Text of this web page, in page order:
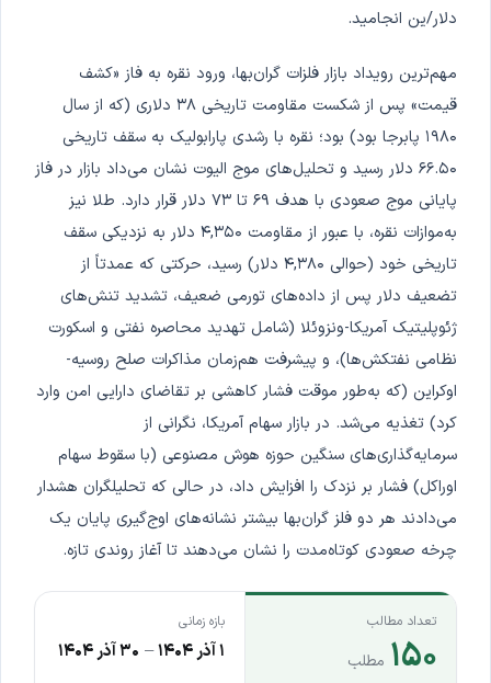
دلار/ین انجامید.
مهم‌ترین رویداد بازار فلزات گران‌بها، ورود نقره به فاز «کشف
قیمت» پس از شکست مقاومت تاریخی ۳۸ دلاری (که از سال
۱۹۸۰ پابرجا بود) بود؛ نقره با رشدی پارابولیک به سقف تاریخی
۶۶.۵۰ دلار رسید و تحلیل‌های موج الیوت نشان می‌داد بازار در فاز
پایانی موج صعودی با هدف ۶۹ تا ۷۳ دلار قرار دارد. طلا نیز
به‌موازات نقره، با عبور از مقاومت ۴,۳۵۰ دلار به نزدیکی سقف
تاریخی خود (حوالی ۴,۳۸۰ دلار) رسید، حرکتی که عمدتاً از
تضعیف دلار پس از داده‌های تورمی ضعیف، تشدید تنش‌های
ژئوپلیتیک آمریکا-ونزوئلا (شامل تهدید محاصره نفتی و اسکورت
نظامی نفتکش‌ها)، و پیشرفت هم‌زمان مذاکرات صلح روسیه-
اوکراین (که به‌طور موقت فشار کاهشی بر تقاضای دارایی امن وارد
کرد) تغذیه می‌شد. در بازار سهام آمریکا، نگرانی از
سرمایه‌گذاری‌های سنگین حوزه هوش مصنوعی (با سقوط سهام
اوراکل) فشار بر نزدک را افزایش داد، در حالی که تحلیلگران هشدار
می‌دادند هر دو فلز گران‌بها بیشتر نشانه‌های اوج‌گیری پایان یک
چرخه صعودی کوتاه‌مدت را نشان می‌دهند تا آغاز روندی تازه.
تعداد مطالب
۱۵۰ مطلب
بازه زمانی
۱ آذر ۱۴۰۴ – ۳۰ آذر ۱۴۰۴